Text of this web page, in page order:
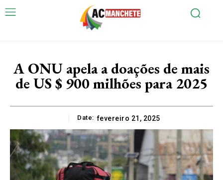
A ONU apela a doações de mais
de US $ 900 milhões para 2025
Date: fevereiro 21, 2025